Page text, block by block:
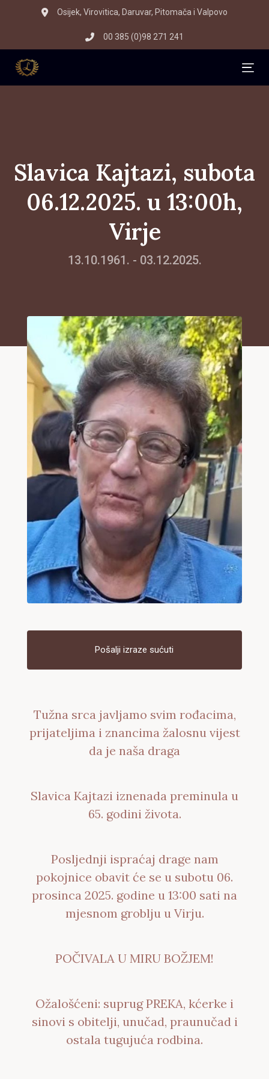
navigation
to
Osijek, Virovitica, Daruvar, Pitomača i Valpovo
00 385 (0)98 271 241
Slavica Kajtazi, subota
06.12.2025. u 13:00h,
Virje
13.10.1961. - 03.12.2025.
Pošalji izraze sućuti
Tužna srca javljamo svim rođacima,
prijateljima i znancima žalosnu vijest
da je naša draga
Slavica Kajtazi iznenada preminula u
65. godini života.
Posljednji ispraćaj drage nam
pokojnice obavit će se u subotu 06.
prosinca 2025. godine u 13:00 sati na
mjesnom groblju u Virju.
POČIVALA U MIRU BOŽJEM!
Ožalošćeni: suprug PREKA, kćerke i
sinovi s obitelji, unučad, praunučad i
ostala tugujuća rodbina.